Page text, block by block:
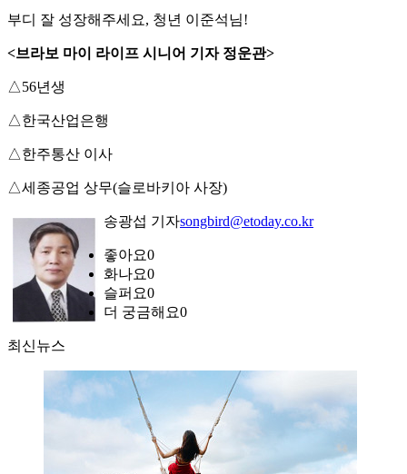
부디 잘 성장해주세요, 청년 이준석님!
<브라보 마이 라이프 시니어 기자 정운관>
△56년생
△한국산업은행
△한주통산 이사
△세종공업 상무(슬로바키아 사장)
송광섭 기자songbird@etoday.co.kr
좋아요0
화나요0
슬퍼요0
더 궁금해요0
최신뉴스